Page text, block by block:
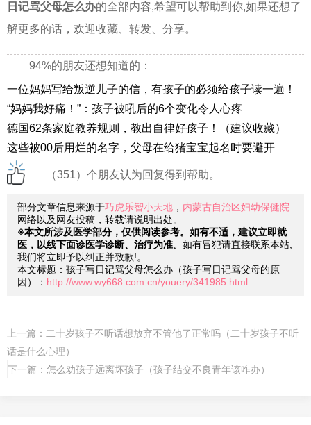
日记骂父母怎么办的全部内容,希望可以帮助到你,如果还想了
解更多的话，欢迎收藏、转发、分享。
94%的朋友还想知道的：
一位妈妈写给叛逆儿子的信，有孩子的必须给孩子读一遍！
“妈妈我好痛！”：孩子被吼后的6个变化令人心疼
德国62条家庭教养规则，教出自律好孩子！（建议收藏）
这些被00后用烂的名字，父母在给猪宝宝起名时要避开
（351）个朋友认为回复得到帮助。
部分文章信息来源于巧虎乐智小天地 ， 内蒙古自治区妇幼保健院
网络以及网友投稿，转载请说明出处。
※本文所涉及医学部分，仅供阅读参考。如有不适，建议立即就
医，以线下面诊医学诊断、治疗为准。 如有冒犯请直接联系本站,
我们将立即予以纠正并致歉!。
本文标题：孩子写日记骂父母怎么办（孩子写日记骂父母的原
因）： http://www.wy668.com.cn/youery/341985.html
上一篇： 二十岁孩子不听话想放弃不管他了正常吗（二十岁孩子不听
话是什么心理）
下一篇： 怎么劝孩子远离坏孩子（孩子结交不良青年该咋办）